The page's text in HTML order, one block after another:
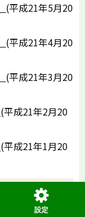
設定
(平成21年5月20
(平成21年4月20
(平成21年3月20
(平成21年2月20
(平成21年1月20